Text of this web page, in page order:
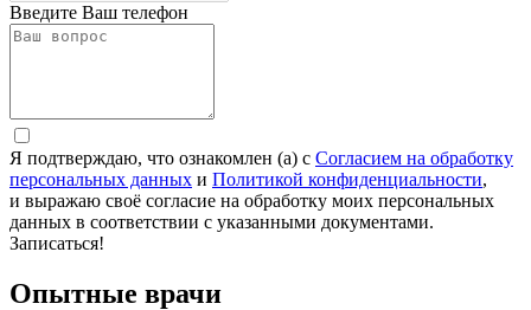
Введите Ваш телефон
Я подтверждаю, что ознакомлен (а) с Согласием на обработку
персональных данных и Политикой конфиденциальности,
и выражаю своё согласие на обработку моих персональных
данных в соответствии с указанными документами.
Записаться!
Опытные врачи